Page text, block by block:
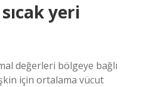
yeri
değerleri bölgeye bağlı
için ortalama vücut